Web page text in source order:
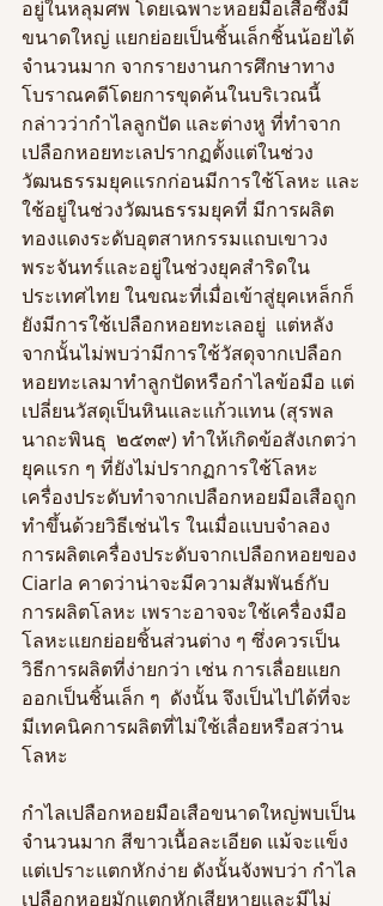
อยู่ในหลุมศพ โดยเฉพาะหอยมือเสือซึ่งมี
ขนาดใหญ่ แยกย่อยเป็นชิ้นเล็กชิ้นน้อยได้
จำนวนมาก จากรายงานการศึกษาทาง
โบราณคดีโดยการขุดค้นในบริเวณนี้
กล่าวว่ากำไลลูกปัด และต่างหู ที่ทำจาก
เปลือกหอยทะเลปรากฏตั้งแต่ในช่วง
วัฒนธรรมยุคแรกก่อนมีการใช้โลหะ และ
ใช้อยู่ในช่วงวัฒนธรรมยุคที่ มีการผลิต
ทองแดงระดับอุตสาหกรรมแถบเขาวง
พระจันทร์และอยู่ในช่วงยุคสำริดใน
ประเทศไทย ในขณะที่เมื่อเข้าสู่ยุคเหล็กก็
ยังมีการใช้เปลือกหอยทะเลอยู่  แต่หลัง
จากนั้นไม่พบว่ามีการใช้วัสดุจากเปลือก
หอยทะเลมาทำลูกปัดหรือกำไลข้อมือ แต่
เปลี่ยนวัสดุเป็นหินและแก้วแทน (สุรพล
นาถะพินธุ  ๒๕๓๙) ทำให้เกิดข้อสังเกตว่า
ยุคแรก ๆ ที่ยังไม่ปรากฏการใช้โลหะ
เครื่องประดับทำจากเปลือกหอยมือเสือถูก
ทำขึ้นด้วยวิธีเช่นไร ในเมื่อแบบจำลอง
การผลิตเครื่องประดับจากเปลือกหอยของ
Ciarla คาดว่าน่าจะมีความสัมพันธ์กับ
การผลิตโลหะ เพราะอาจจะใช้เครื่องมือ
โลหะแยกย่อยชิ้นส่วนต่าง ๆ ซึ่งควรเป็น
วิธีการผลิตที่ง่ายกว่า เช่น การเลื่อยแยก
ออกเป็นชิ้นเล็ก ๆ  ดังนั้น จึงเป็นไปได้ที่จะ
มีเทคนิคการผลิตที่ไม่ใช้เลื่อยหรือสว่าน
โลหะ
กำไลเปลือกหอยมือเสือขนาดใหญ่พบเป็น
จำนวนมาก สีขาวเนื้อละเอียด แม้จะแข็ง
แต่เปราะแตกหักง่าย ดังนั้นจังพบว่า กำไล
เปลือกหอยมักแตกหักเสียหายและมีไม่